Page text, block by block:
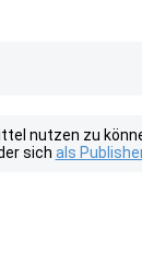
nutzen zu
sich als